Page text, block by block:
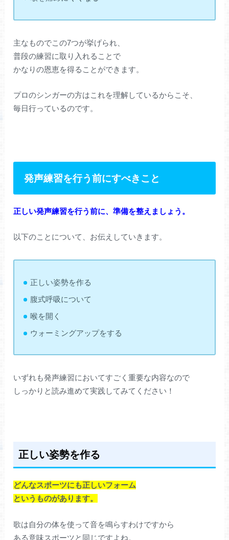
主なものでこの7つが挙げられ、
普段の練習に取り入れることで
かなりの恩恵を得ることができます。
プロのシンガーの方はこれを理解しているからこそ、
毎日行っているのです。
発声練習を行う前にすべきこと
正しい発声練習を行う前に、準備を整えましょう。
以下のことについて、お伝えしていきます。
正しい姿勢を作る
腹式呼吸について
喉を開く
ウォーミングアップをする
いずれも発声練習においてすごく重要な内容なので
しっかりと読み進めて実践してみてください！
正しい姿勢を作る
どんなスポーツにも正しいフォーム
というものがあります。
歌は自分の体を使って音を鳴らすわけですから
ある意味スポーツと同じですよね。